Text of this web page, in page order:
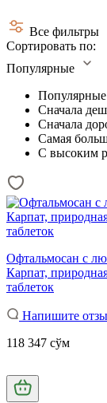
Все фильтры
Сортировать по:
Популярные
Популярные
Сначала
Сначала
Самая
С высоким
Офтальмосан с
Карпат,
таблеток
Напишите
118 347 сўм